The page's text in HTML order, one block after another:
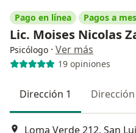
Pago en línea Pagos a
Lic. Moises Nicolas
Psicólogo · Ver más
19 opiniones
Dirección 1
Loma Verde 212, San